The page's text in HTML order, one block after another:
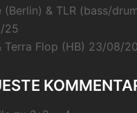
(Berlin) & TLR (bass/
25
Terra Flop (HB) 23/08/